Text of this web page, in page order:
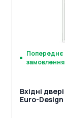
Попереднє
замовлення
Вхідні
Euro-Design